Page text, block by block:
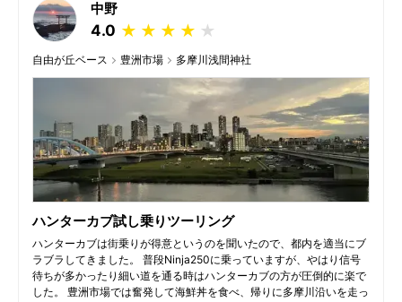
中野
4.0 ★
★
★
★
★
自由が丘ベース 豊洲市場 多摩川浅間神社
ハンターカブ試し乗りツーリング
ハンターカブは街乗りが得意というのを聞いたので、都内を適当にブ
ラブラしてきました。 普段Ninja250に乗っていますが、やはり信号
待ちが多かったり細い道を通る時はハンターカブの方が圧倒的に楽で
した。 豊洲市場では奮発して海鮮丼を食べ、帰りに多摩川沿いを走っ